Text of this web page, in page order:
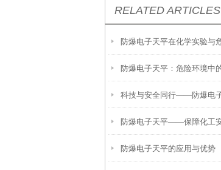
RELATED ARTICLES
防爆电子天平的应用与优势